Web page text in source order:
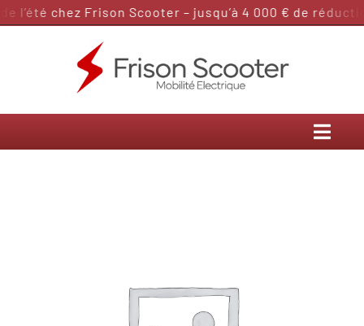
Passer
l’été chez Frison Scooter – jusqu’à 4 000 € de